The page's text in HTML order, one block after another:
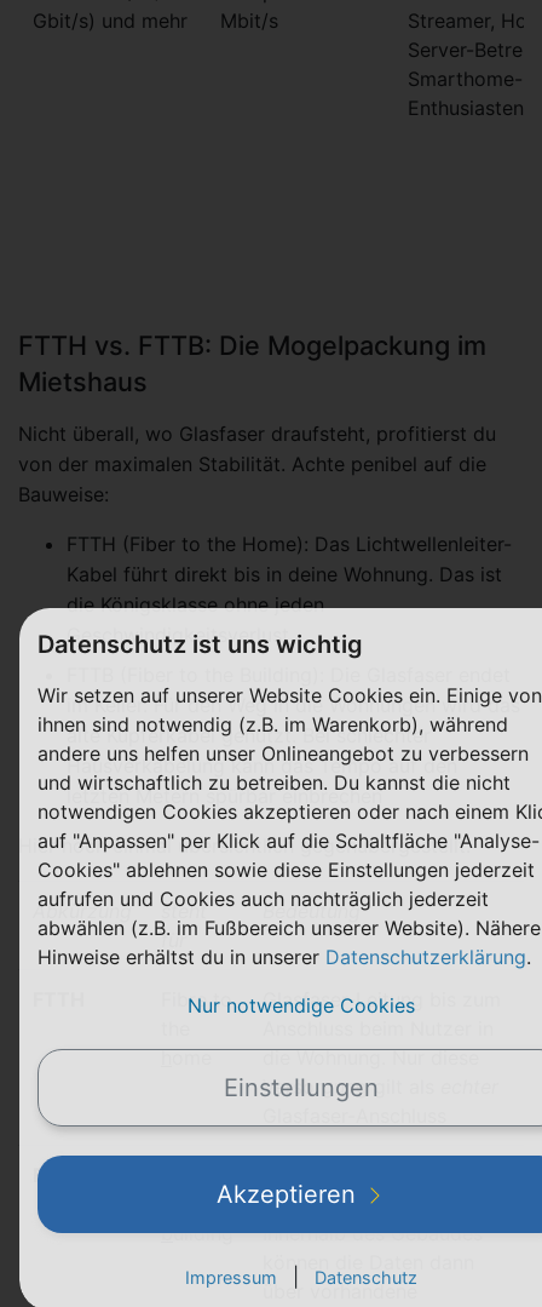
Gbit/s) und mehr
Mbit/s
Streamer,
Server-
Smarthome-
Enthusiasten
FTTH vs. FTTB: Die Mogelpackung im
Mietshaus
Nicht überall, wo Glasfaser draufsteht, profitierst du
von der maximalen Stabilität. Achte penibel auf die
Bauweise:
FTTH (Fiber to the Home): Das Lichtwellenleiter-
Kabel führt direkt bis in deine Wohnung. Das ist
die Königsklasse ohne jeden
Geschwindigkeitsverlust
im Keller. Für den Weg in die Wohnungen wird das
alte Kupferkabel genutzt. Bei schlechter
Hausverkabelung kann das Tempo auf den
letzten Metern spürbar einbrechen
Hier noch einmal übersichtlich gegenübergestellt:
Abkürzung
steht
für
Bedeutung
Fibre to
home
Glasfaser-Leitung bis zum
die Wohnung. Nur diese
Versorgung gilt als
FTTB
building
am Gebäude des Nutzers.
Innerhalb des Gebäudes
können die Daten dann
über vorhandene
Datenschutz ist uns wichtig
Wir setzen auf unserer Website Cookies ein. Einige von
ihnen sind notwendig (z.B. im Warenkorb), während
andere uns helfen unser Onlineangebot zu verbessern
und wirtschaftlich zu betreiben. Du kannst die nicht
notwendigen Cookies akzeptieren oder nach einem
auf "Anpassen" per Klick auf die Schaltfläche "Analyse-
Cookies" ablehnen sowie diese Einstellungen jederzeit
aufrufen und Cookies auch nachträglich jederzeit
abwählen (z.B. im Fußbereich unserer Website). Nähere
Hinweise erhältst du in unserer Datenschutzerklärung.
Nur notwendige Cookies
Einstellungen
Akzeptieren
Impressum Datenschutz